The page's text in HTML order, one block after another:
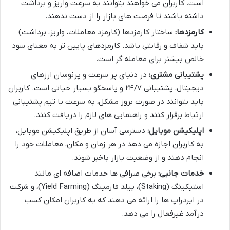
است. کاربران می خواهند بتوانند به سرعت واریز و برداشت
داشته باشند تا فرصت های بازار را از دست ندهند.
کارمزدها: ساختار کارمزدها (کارمزد معاملات، واریز، برداشت)
باید شفاف و رقابتی باشد. کارمزدهای پایین تر به معنای سود
خالص بیشتر برای معامله گر است.
پشتیبانی مشتری: در دنیای پر سرعت و پرنوسان ارزهای
دیجیتال، پشتیبانی ۲۴/۷ و پاسخگو بسیار حیاتی است. کاربران
باید بتوانند در صورت بروز مشکل، به سرعت با تیم پشتیبانی
ارتباط برقرار کنند و راهنمایی های لازم را دریافت کنند.
اپلیکیشن موبایل: دسترسی آسان از طریق اپلیکیشن موبایل،
به کاربران اجازه می دهد در هر زمان و مکان، معاملات خود را
انجام دهند و از وضعیت بازار باخبر شوند.
خدمات جانبی: برخی صرافی ها خدمات اضافه ای مانند
استیکینگ (Staking)، ییلد فارمینگ (Yield Farming)، و شرکت
در ایردراپ ها را ارائه می دهند که به کاربران امکان کسب
درآمد غیرفعال را می دهد.